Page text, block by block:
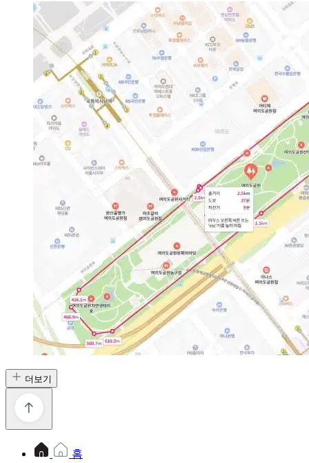
더보기
홈